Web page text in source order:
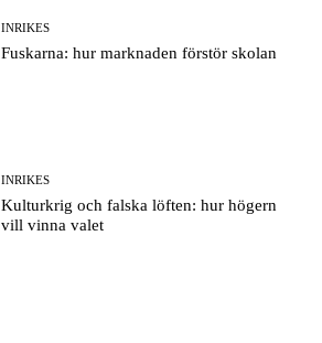
INRIKES
Fuskarna: hur marknaden förstör skolan
INRIKES
Kulturkrig och falska löften: hur högern
vill vinna valet